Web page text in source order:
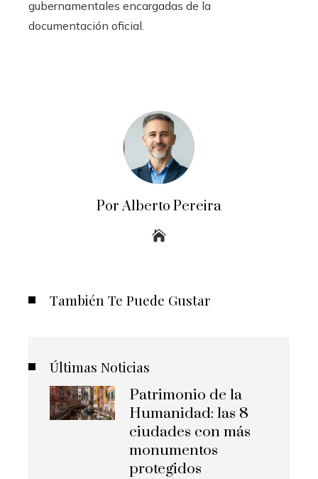
gubernamentales encargadas de la
documentación oficial.
Por Alberto Pereira
También Te Puede Gustar
Últimas Noticias
Patrimonio de la
Humanidad: las 8
ciudades con más
monumentos
protegidos